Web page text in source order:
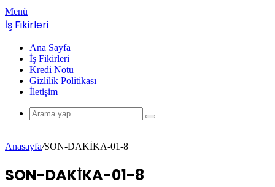
Menü
İş Fikirleri
Ana Sayfa
İş Fikirleri
Kredi Notu
Gizlilik Politikası
İletişim
Anasayfa/SON-DAKİKA-01-8
SON-DAKİKA-01-8